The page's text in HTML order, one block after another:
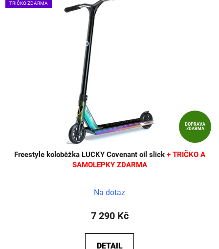
TRIČKO ZDARMA
DOPRAVA
ZDARMA
Freestyle koloběžka LUCKY Covenant oil slick + TRIČKO A
SAMOLEPKY ZDARMA
Na dotaz
7 290 Kč
DETAIL